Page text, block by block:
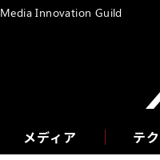
メディア テ
Media Innovation Guild